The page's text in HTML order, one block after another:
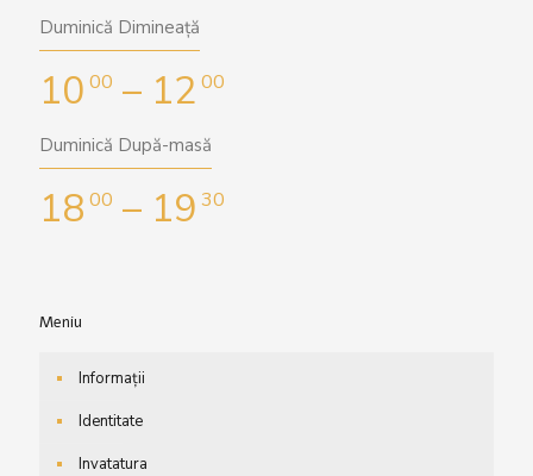
Duminică Dimineață
10 00 – 12 00
Duminică După-masă
18 00 – 19 30
Meniu
Informații
Identitate
Invatatura